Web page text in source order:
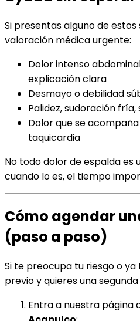
Si presentas alguno de
valoración médica urgente:
Dolor intenso
explicación clara
Desmayo o debilidad
Palidez, sudoración fría,
Dolor que se
taquicardia
No todo dolor de espalda es
cuando lo es, el tiempo
Cómo agendar
(paso a paso)
Si te preocupa tu riesgo o
previo y quieres una
Entra a nuestra página